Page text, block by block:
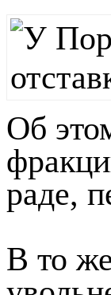
Об
раде,
В то